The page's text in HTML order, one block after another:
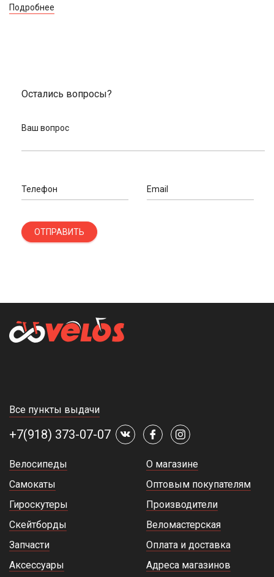
Подробнее
Остались вопросы?
Ваш вопрос
Телефон Email
ОТПРАВИТЬ
Все пункты выдачи
+7(918) 373-07-07
Велосипеды
Самокаты
Гироскутеры
Скейтборды
Запчасти
Аксессуары
О магазине
Оптовым покупателям
Производители
Веломастерская
Оплата и доставка
Адреса магазинов